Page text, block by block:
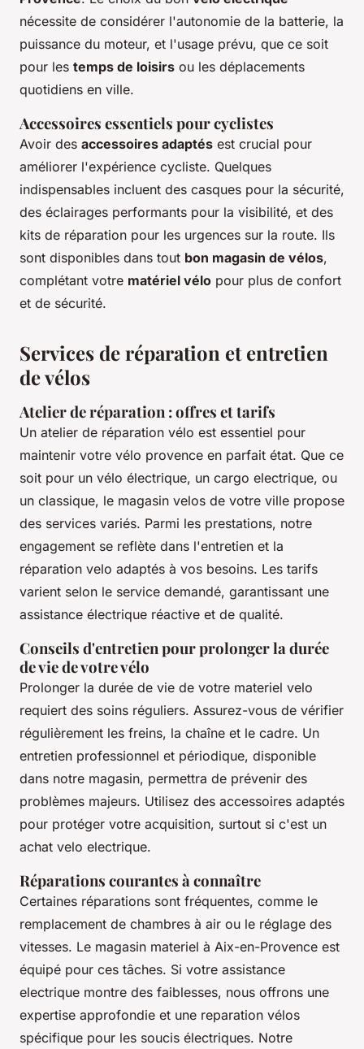
nécessite de considérer l'autonomie de la batterie, la
puissance du moteur, et l'usage prévu, que ce soit
pour les temps de loisirs ou les déplacements
quotidiens en ville.
Accessoires essentiels pour cyclistes
Avoir des accessoires adaptés est crucial pour
améliorer l'expérience cycliste. Quelques
indispensables incluent des casques pour la sécurité,
des éclairages performants pour la visibilité, et des
kits de réparation pour les urgences sur la route. Ils
sont disponibles dans tout bon magasin de vélos,
complétant votre matériel vélo pour plus de confort
et de sécurité.
Services de réparation et entretien
de vélos
Atelier de réparation : offres et tarifs
Un atelier de réparation vélo est essentiel pour
maintenir votre vélo provence en parfait état. Que ce
soit pour un vélo électrique, un cargo electrique, ou
un classique, le magasin velos de votre ville propose
des services variés. Parmi les prestations, notre
engagement se reflète dans l'entretien et la
réparation velo adaptés à vos besoins. Les tarifs
varient selon le service demandé, garantissant une
assistance électrique réactive et de qualité.
Conseils d'entretien pour prolonger la durée
de vie de votre vélo
Prolonger la durée de vie de votre materiel velo
requiert des soins réguliers. Assurez-vous de vérifier
régulièrement les freins, la chaîne et le cadre. Un
entretien professionnel et périodique, disponible
dans notre magasin, permettra de prévenir des
problèmes majeurs. Utilisez des accessoires adaptés
pour protéger votre acquisition, surtout si c'est un
achat velo electrique.
Réparations courantes à connaître
Certaines réparations sont fréquentes, comme le
remplacement de chambres à air ou le réglage des
vitesses. Le magasin materiel à Aix-en-Provence est
équipé pour ces tâches. Si votre assistance
electrique montre des faiblesses, nous offrons une
expertise approfondie et une reparation vélos
spécifique pour les soucis électriques. Notre